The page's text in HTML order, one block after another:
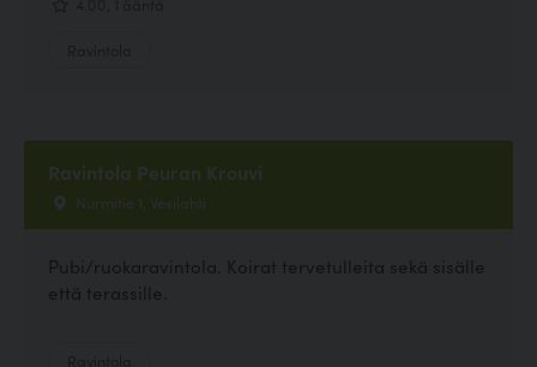
Ravintola Peuran Krouvi
Nurmitie 1, Vesilahti
Pubi/ruokaravintola. Koirat tervetulleita sekä sisälle
että terassille.